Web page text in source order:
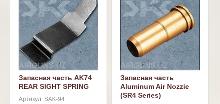
Запасная часть AK74
REAR SIGHT SPRING
Артикул: SAK-94
Запасная часть
Aluminum Air Nozzie
(SR4 Series)